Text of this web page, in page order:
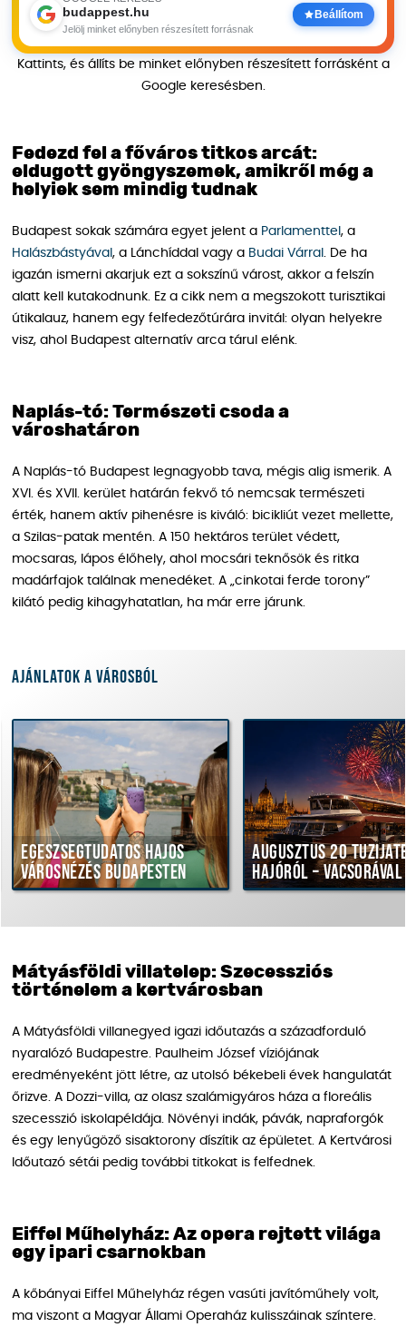
budappest.hu
Jelölj minket előnyben részesített forrásnak
Beállítom
Kattints, és állíts be minket előnyben részesített forrásként a
Google keresésben.
Fedezd fel a főváros titkos arcát:
eldugott gyöngyszemek, amikről még a
helyiek sem mindig tudnak
Budapest sokak számára egyet jelent a Parlamenttel , a
Halászbástyával , a Lánchíddal vagy a Budai Várral . De ha
igazán ismerni akarjuk ezt a sokszínű várost, akkor a felszín
alatt kell kutakodnunk. Ez a cikk nem a megszokott turisztikai
útikalauz, hanem egy felfedezőtúrára invitál: olyan helyekre
visz, ahol Budapest alternatív arca tárul elénk.
Naplás-tó: Természeti csoda a
városhatáron
A Naplás-tó Budapest legnagyobb tava, mégis alig ismerik. A
XVI. és XVII. kerület határán fekvő tó nemcsak természeti
érték, hanem aktív pihenésre is kiváló: bicikliút vezet mellette,
a Szilas-patak mentén. A 150 hektáros terület védett,
mocsaras, lápos élőhely, ahol mocsári teknősök és ritka
madárfajok találnak menedéket. A „cinkotai ferde torony”
kilátó pedig kihagyhatatlan, ha már erre járunk.
Ajánlatok a városból
hajós
Budapesten
Augusztus 20 tűzijáték
hajóról – vacsorával
Mátyásföldi villatelep: Szecessziós
történelem a kertvárosban
A Mátyásföldi villanegyed igazi időutazás a századforduló
nyaralózó Budapestre. Paulheim József víziójának
eredményeként jött létre, az utolsó békebeli évek hangulatát
őrizve. A Dozzi-villa, az olasz szalámigyáros háza a floreális
szecesszió iskolapéldája. Növényi indák, pávák, napraforgók
és egy lenyűgöző sisaktorony díszítik az épületet. A Kertvárosi
Időutazó sétái pedig további titkokat is felfednek.
Eiffel Műhelyház: Az opera rejtett világa
egy ipari csarnokban
A kőbányai Eiffel Műhelyház régen vasúti javítóműhely volt,
ma viszont a Magyar Állami Operaház kulisszáinak színtere.